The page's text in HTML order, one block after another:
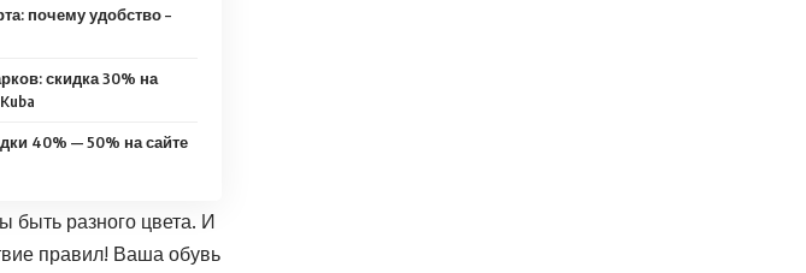
почему удобство –
скидка 30% на
40% — 50% на сайте
быть разного цвета. И
правил! Ваша обувь